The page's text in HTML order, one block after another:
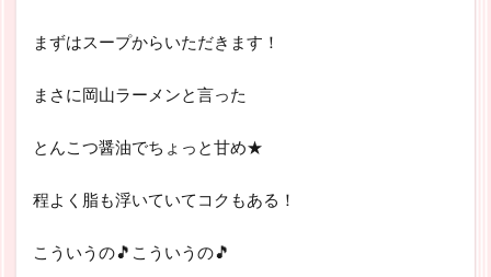
まずはスープからいただきます！
まさに岡山ラーメンと言った
とんこつ醤油でちょっと甘め★
程よく脂も浮いていてコクもある！
こういうの🎵こういうの🎵